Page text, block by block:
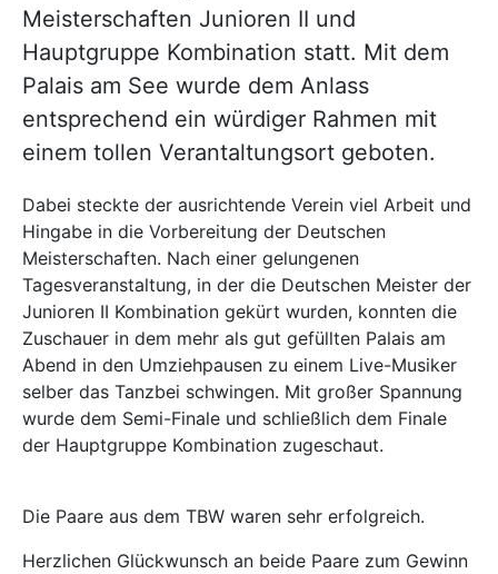
Meisterschaften Junioren II und
Hauptgruppe Kombination statt. Mit dem
Palais am See wurde dem Anlass
entsprechend ein würdiger Rahmen mit
einem tollen Verantaltungsort geboten.
Dabei steckte der ausrichtende Verein viel Arbeit und
Hingabe in die Vorbereitung der Deutschen
Meisterschaften. Nach einer gelungenen
Tagesveranstaltung, in der die Deutschen Meister der
Junioren II Kombination gekürt wurden, konnten die
Zuschauer in dem mehr als gut gefüllten Palais am
Abend in den Umziehpausen zu einem Live-Musiker
selber das Tanzbei schwingen. Mit großer Spannung
wurde dem Semi-Finale und schließlich dem Finale
der Hauptgruppe Kombination zugeschaut.
Die Paare aus dem TBW waren sehr erfolgreich.
Herzlichen Glückwunsch an beide Paare zum Gewinn